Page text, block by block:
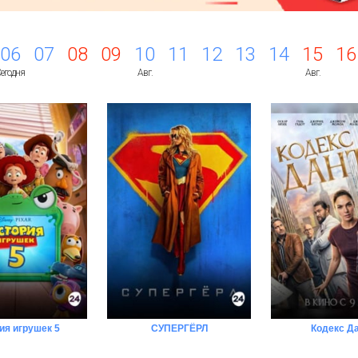
06 07 08 09 10
Авг.
11 12 13 14 15
Авг.
16
игрушек 5 Напомнить...
СУПЕРГЁРЛ Кодекс